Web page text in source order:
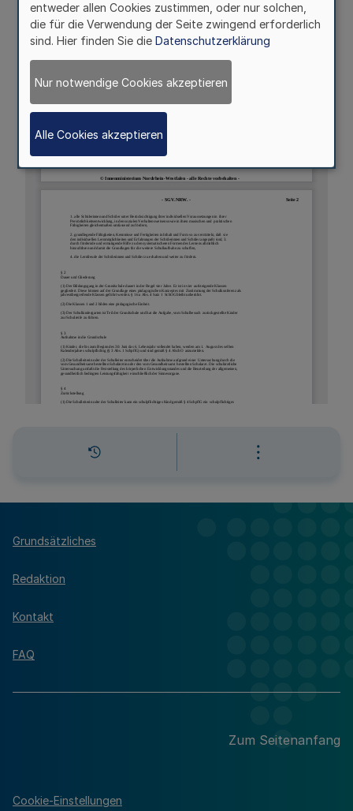
Grundsätzliches
Redaktion
Kontakt
FAQ
Zum Seitenanfang
Cookie-Einstellungen
entweder allen Cookies zustimmen, oder nur solchen,
die für die Verwendung der Seite zwingend erforderlich
sind. Hier finden Sie die Datenschutzerklärung
Nur notwendige Cookies akzeptieren
Alle Cookies akzeptieren